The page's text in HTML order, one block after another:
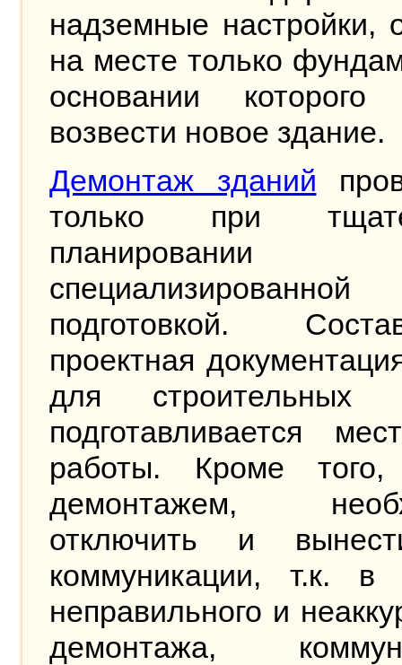
надземные настройки,
на месте только
основании
возвести новое здание.
Демонтаж зданий
только при
специализированной
подготовкой.
проектная
для строительных
подготавливается
работы. Кроме того,
демонтажем,
отключить и
коммуникации, т.к. в
неправильного и
демонтажа,